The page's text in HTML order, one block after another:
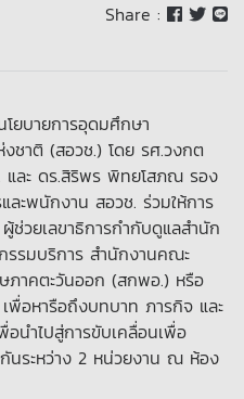
Share :
ยบายการอุดมศึกษา
ชาติ (สอวช.) โดย รศ.วงกต
และ ดร.สิริพร พิทยโสภณ รอง
ะพนักงาน สอวช. ร่วมให้การ
วยเลขาธิการกำกับดูแลสำนัก
รรมบริการ สำนักงานคณะ
ภาคตะวันออก (สกพอ.) หรือ
พื่อหารือถึงบทบาท ภารกิจ และ
อนำไปสู่การขับเคลื่อนเพื่อ
นระหว่าง 2 หน่วยงาน ณ ห้อง